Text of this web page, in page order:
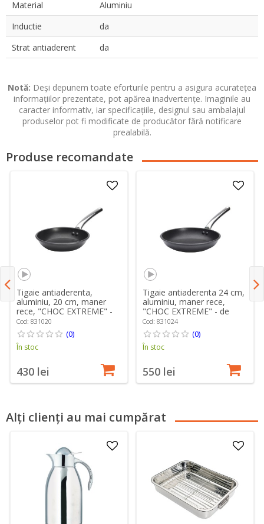
Material
Aluminiu
Inductie
da
Strat antiaderent
da
Notă: Deși depunem toate eforturile pentru a asigura acuratețea
informațiilor prezentate, pot apărea inadvertențe. Imaginile au
caracter informativ, iar specificațiile, designul sau ambalajul
produselor pot fi modificate de producător fără notificare
prealabilă.
Produse recomandate
Tigaie antiaderenta,
aluminiu, 20 cm, maner
rece, "CHOC EXTREME" -
de Buyer
Cod: 831020
(0)
În stoc
430 lei
Tigaie antiaderenta 24 cm,
aluminiu, maner rece,
"CHOC EXTREME" - de
Buyer
Cod: 831024
(0)
În stoc
550 lei
Alți clienți au mai cumpărat